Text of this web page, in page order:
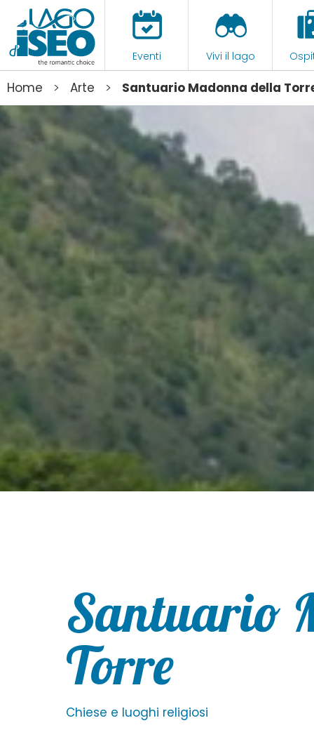
Eventi Vivi il lago
Home > Arte > Santuario Madonna della
Santuario
Torre
Chiese e luoghi religiosi